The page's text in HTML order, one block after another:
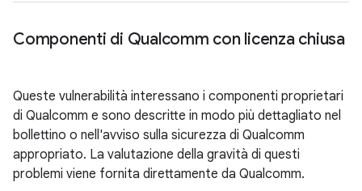
Componenti di Qualcomm con licenza chiusa
Queste vulnerabilità interessano i componenti proprietari
di Qualcomm e sono descritte in modo più dettagliato nel
bollettino o nell'avviso sulla sicurezza di Qualcomm
appropriato. La valutazione della gravità di questi
problemi viene fornita direttamente da Qualcomm.